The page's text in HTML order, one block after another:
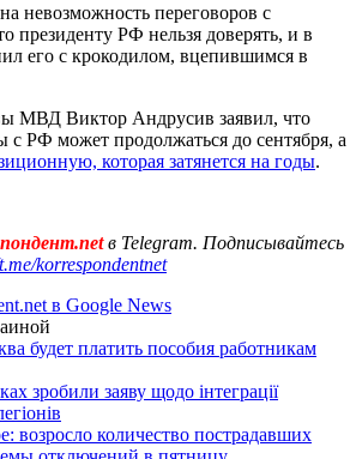
невозможность переговоров с
президенту РФ нельзя доверять, и в
его с крокодилом, вцепившимся в
МВД Виктор Андрусив заявил, что
с РФ может продолжаться до сентября, а
которая затянется на годы.
в Telegram. Подписывайтесь
korrespondentnet
в Google News
будет платить пособия работникам
зробили заяву щодо інтеграції
возросло количество пострадавших